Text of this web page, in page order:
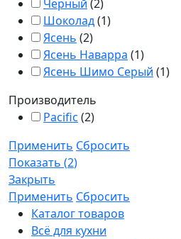
Черный (2)
Шоколад(1)
Ясень (2)
Ясень Наварра (1)
Ясень Шимо Серый (1)
Производитель
Pacific (2)
Применить Сбросить
Показать (2)
Закрыть
Применить Сбросить
Каталог товаров
Всё для кухни